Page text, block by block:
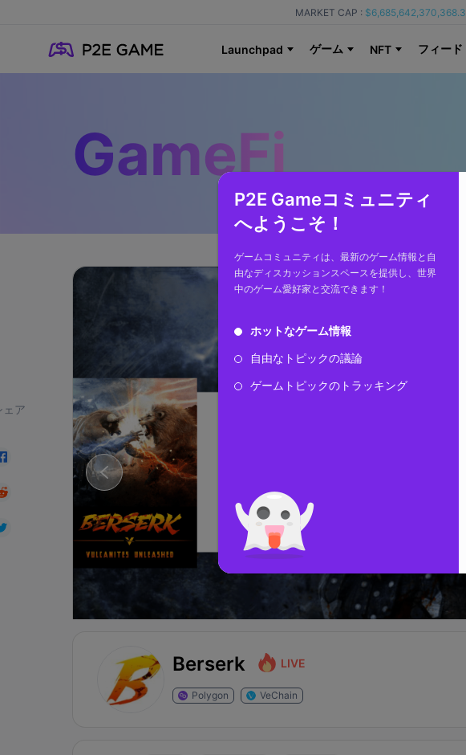
MARKET CAP : $6,685,642,370,368.3
Launchpad ゲーム NFT フィード
P2E Gameコミュニティ
へようこそ！
ゲームコミュニティは、最新のゲーム情報と自
由なディスカッションスペースを提供し、世界
中のゲーム愛好家と交流できます！
ホットなゲーム情報
自由なトピックの議論
ゲームトピックのトラッキング
GameFi
ェア
Berserk LIVE
Polygon VeChain